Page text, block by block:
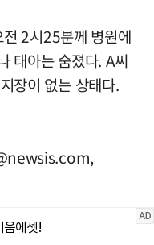
2시25분께 병원에
태아는 숨졌다. A씨
장이 없는 상태다.
,